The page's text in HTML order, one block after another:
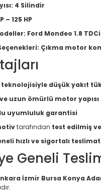
4 Silindir
– 125 HP
Ford Mondeo 1.8
Çıkma motor
teknolojisiyle düşük yakıt
ve uzun ömürlü motor yapısı
uyumluluk garantisi
tarafından test edilmiş
hızlı ve sigortalı teslimat
Geneli
İzmir Bursa Konya